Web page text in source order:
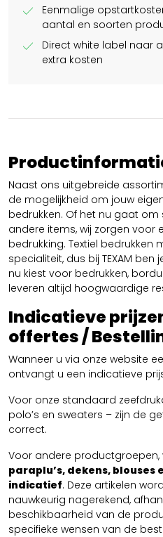
check
Eenmalige
aantal en soorten
check
Direct white label naar
extra kosten
Naast ons uitgebreide
de mogelijkheid om jouw
bedrukken. Of het nu gaat om
andere items, wij zorgen voor
bedrukking. Textiel bedrukken
specialiteit, dus bij TEXAM
nu kiest voor bedrukken,
leveren altijd hoogwaardige
Indicatieve
offertes /
Wanneer u via onze website
ontvangt u een indicatieve
Voor onze standaard
polo’s en sweaters – zijn de
correct.
Voor andere
paraplu’s, dekens, blouses
indicatief. Deze artikelen
nauwkeurig nagerekend,
beschikbaarheid van de
specifieke wensen van de